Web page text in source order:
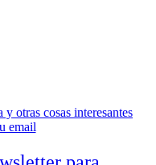
otras cosas interesantes
email